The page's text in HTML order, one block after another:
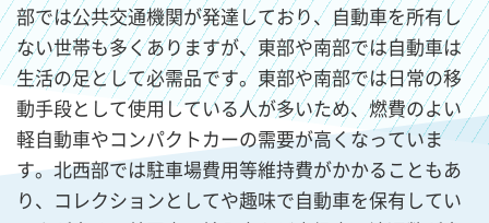
部では公共交通機関が発達しており、自動車を所有し
ない世帯も多くありますが、東部や南部では自動車は
生活の足として必需品です。東部や南部では日常の移
動手段として使用している人が多いため、燃費のよい
軽自動車やコンパクトカーの需要が高くなっていま
す。北西部では駐車場費用等維持費がかかることもあ
り、コレクションとしてや趣味で自動車を保有してい